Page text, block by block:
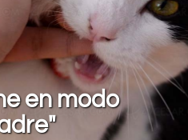
en modo